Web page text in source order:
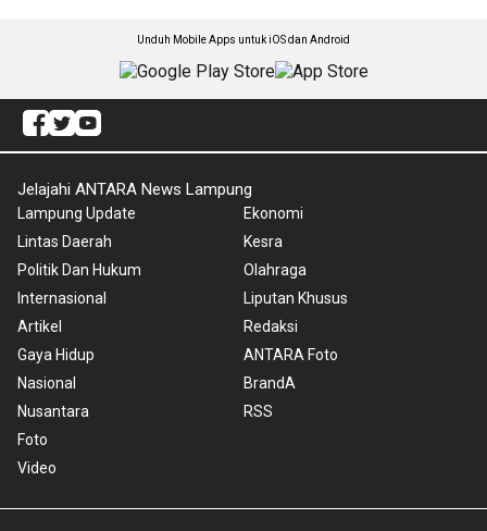
Unduh Mobile Apps untuk iOS dan Android
Jelajahi ANTARA News Lampung
Lampung Update
Lintas Daerah
Politik Dan Hukum
Internasional
Artikel
Gaya Hidup
Nasional
Nusantara
Foto
Video
Ekonomi
Kesra
Olahraga
Liputan Khusus
Redaksi
ANTARA Foto
BrandA
RSS